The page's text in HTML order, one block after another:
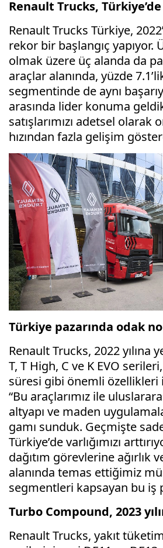
Renault Trucks,
Renault Trucks Türkiye,
rekor bir başlangıç
olmak üzere üç alanda da
araçlar alanında, yüzde
segmentinde de aynı
arasında lider konuma
satışlarımızı adetsel
hızından fazla gelişim
Türkiye pazarında odak
Renault Trucks, 2022 yılına
T, T High, C ve K EVO
süresi gibi önemli özellikleri
“Bu araçlarımız ile
altyapı ve maden
gamı sunduk. Geçmişte
Türkiye’de varlığımızı
dağıtım görevlerine ağırlık
alanında temas ettiğimiz
segmentleri kapsayan bu iş
Turbo Compound, 2023
Renault Trucks, yakıt